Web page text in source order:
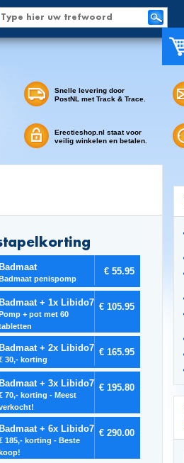
Snelle levering door
PostNL met Track & Trace.
Erectieshop.nl staat voor
veilig winkelen en betalen.
Badmaat
penispomp
€ 55.95
Badmaat + 1x Libido7
+ pot met 60
€ 105.95
Badmaat + 2x Libido7
30,- korting
€ 165.95
Badmaat + 3x Libido7
70,- korting - Meest
€ 195.80
Badmaat + 6x Libido7
185,- korting - Beste
€ 290.00